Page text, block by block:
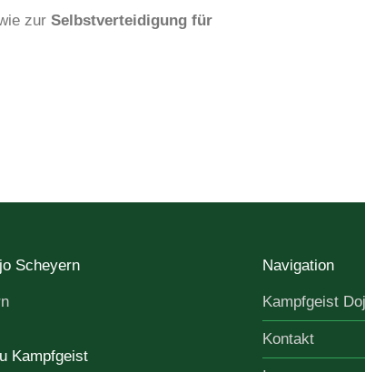
zur Selbstverteidigung für
Scheyern
Kampfgeist
Navigation
Kampfgeist
Kontakt